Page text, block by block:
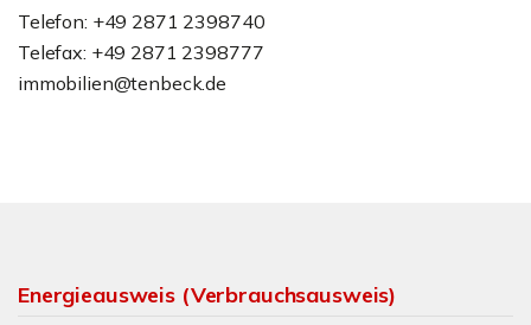
Telefon: +49 2871 2398740
Telefax: +49 2871 2398777
immobilien@tenbeck.de
Energieausweis (Verbrauchsausweis)